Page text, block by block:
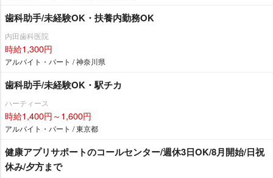
歯科助手/未経験OK・扶養内勤務OK
内田歯科医院
時給1,300円
アルバイト・パート / 神奈川県
歯科助手/未経験OK・駅チカ
ハーティース
時給1,400円～1,600円
アルバイト・パート / 東京都
健康アプリサポートのコールセンター/週休3日OK/8月開始/日祝
休み/夕方まで